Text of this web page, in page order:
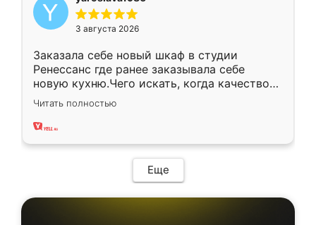
3 августа 2026
Заказала себе новый шкаф в студии
Ренессанс где ранее заказывала себе
новую кухню.Чего искать, когда качеством
вполне довольна. Служит кухня уже почти
два года, нареканий нет.
Читать полностью
Еще